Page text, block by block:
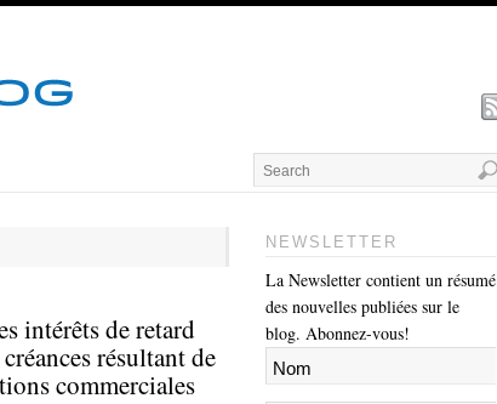
intérêts de retard
résultant de
commerciales
NEWSLETTER
La Newsletter contient un résumé
des nouvelles publiées sur le
blog. Abonnez-vous!